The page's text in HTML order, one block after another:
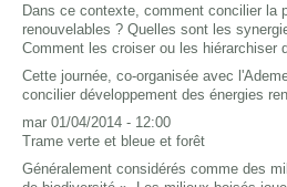
Dans ce contexte, comment concilier la
renouvelables ? Quelles sont les
Comment les croiser ou les
Cette journée, co-organisée avec
concilier développement des énergies
mar 01/04/2014 - 12:00
Trame verte et bleue et forêt
Généralement considérés comme des